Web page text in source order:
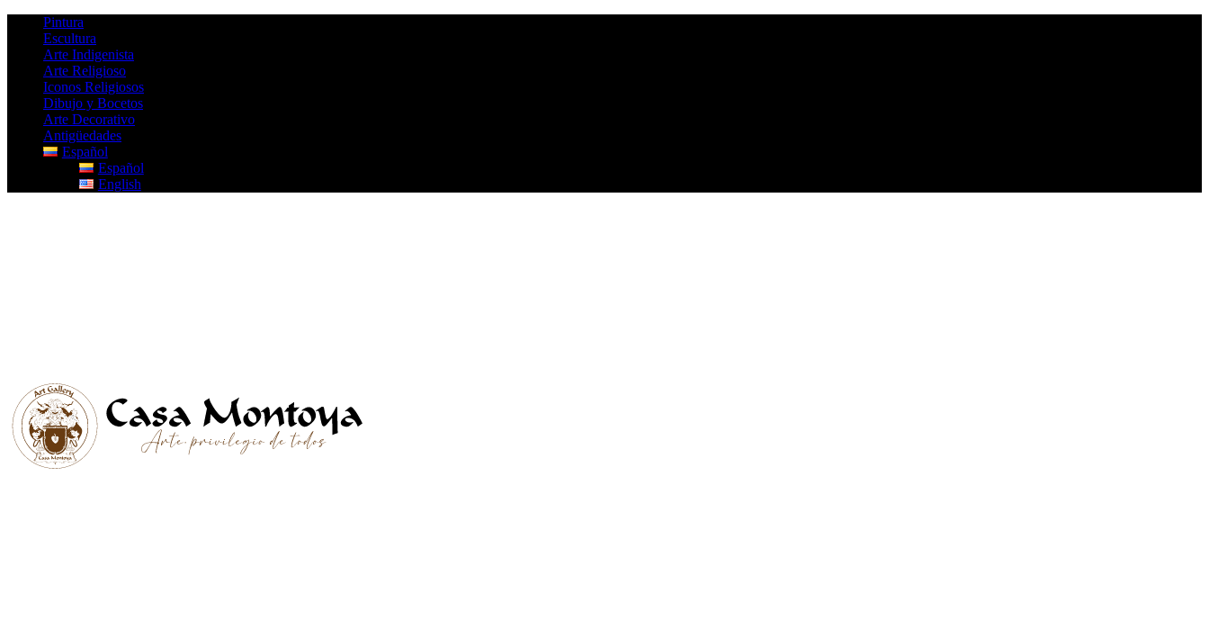
Pintura
Escultura
Arte Indigenista
Arte Religioso
Iconos Religiosos
Dibujo y Bocetos
Arte Decorativo
Antigüedades
Español
Español
English